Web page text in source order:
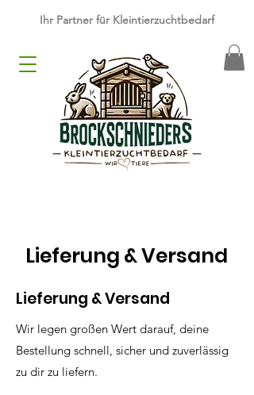
​Ihr Partner für Kleintierzuchtbedarf
Lieferung & Versand
Lieferung & Versand
Wir legen großen Wert darauf, deine
Bestellung schnell, sicher und zuverlässig
zu dir zu liefern.